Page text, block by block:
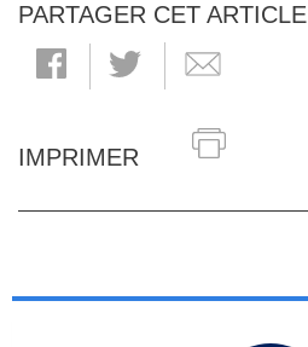
PARTAGER CET ARTICLE
IMPRIMER